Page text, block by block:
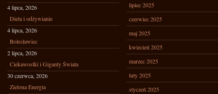
4 lipca, 2026
Dieta i odżywianie
4 lipca, 2026
Bolesławiec
2 lipca, 2026
Ciekawostki i Giganty Świata
30 czerwca, 2026
Zielona Energia
lipiec 2025
czerwiec 2025
maj 2025
kwiecień 2025
marzec 2025
luty 2025
styczeń 2025